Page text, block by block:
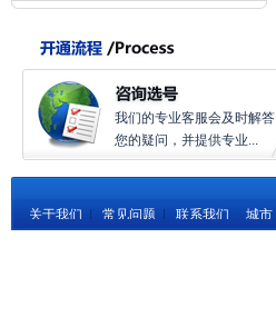
我们的专业客服会及时解答
您的疑问，并提供专业...
关于我们 常见问题 联系我们 城市